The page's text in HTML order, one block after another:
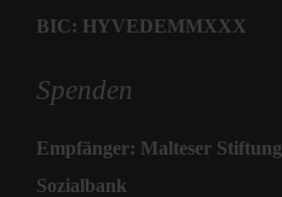
BIC: HYVEDEMMXXX
Spenden
Empfänger: Malteser Stiftung
Sozialbank